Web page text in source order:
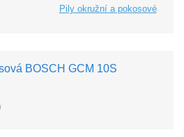
Pily okružní a pokosové
BOSCH GCM 10S